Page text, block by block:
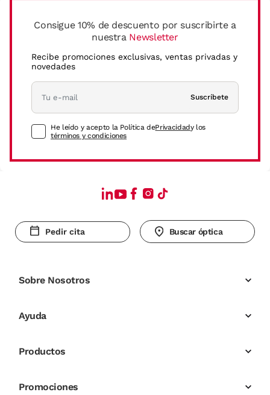
Consigue 10% de descuento por suscribirte a
nuestra Newsletter
Recibe promociones exclusivas, ventas privadas y
novedades
Suscríbete
He leído y acepto la Política dePrivacidady los
términos y condiciones
Pedir cita Buscar óptica
Sobre Nosotros
Ayuda
Productos
Promociones